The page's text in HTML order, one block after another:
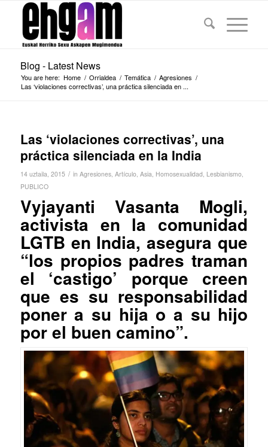
Blog - Latest News
You are here: Home / Orrialdea / Temática / Agresiones /
Las ‘violaciones correctivas’, una práctica silenciada en ...
Las ‘violaciones correctivas’, una
práctica silenciada en la India
14 uztaila, 2015 / in Agresiones, Artículo, Asia, Homosexualidad, Lesbianismo,
PUBLICO
Vyjayanti Vasanta Mogli,
activista en la comunidad
LGTB en India, asegura que
“los propios padres traman
el ‘castigo’ porque creen
que es su responsabilidad
poner a su hija o a su hijo
por el buen camino”.